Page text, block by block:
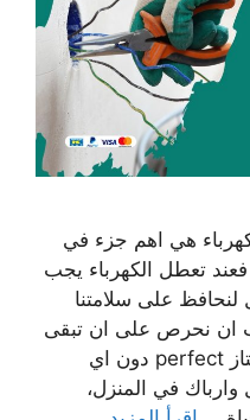
هي اهم جزء في
تعطل الكهرباء يجب
لنحافظ على سلامتنا
ان نحرص على ان تبقى
كهرباء المنزل تعمل بشكل ممتاز perfect دون اي
في المنزل،